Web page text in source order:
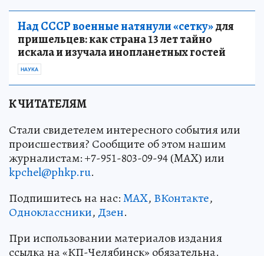
Над СССР военные натянули «сетку»для
пришельцев: как страна 13 лет тайно
искала и изучала инопланетных гостей
НАУКА
К ЧИТАТЕЛЯМ
Стали свидетелем интересного события или
происшествия? Сообщите об этом нашим
журналистам: +7-951-803-09-94 (MAX) или
kpchel@phkp.ru.
Подпишитесь на нас:MAX, ВКонтакте,
Одноклассники, Дзен.
При использовании материалов издания
ссылка на «КП-Челябинск» обязательна.